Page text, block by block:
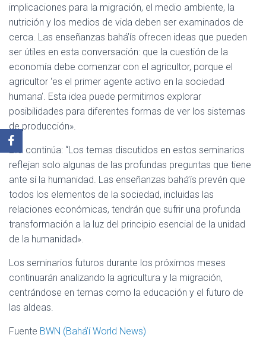
implicaciones para la migración, el medio ambiente, la
nutrición y los medios de vida deben ser examinados de
cerca. Las enseñanzas bahá’ís ofrecen ideas que pueden
ser útiles en esta conversación: que la cuestión de la
economía debe comenzar con el agricultor, porque el
agricultor ‘es el primer agente activo en la sociedad
humana’. Esta idea puede permitirnos explorar
posibilidades para diferentes formas de ver los sistemas
de producción».
Ella continúa: “Los temas discutidos en estos seminarios
reflejan solo algunas de las profundas preguntas que tiene
ante sí la humanidad. Las enseñanzas bahá’ís prevén que
todos los elementos de la sociedad, incluidas las
relaciones económicas, tendrán que sufrir una profunda
transformación a la luz del principio esencial de la unidad
de la humanidad».
Los seminarios futuros durante los próximos meses
continuarán analizando la agricultura y la migración,
centrándose en temas como la educación y el futuro de
las aldeas.
Fuente BWN (Bahá’í World News)